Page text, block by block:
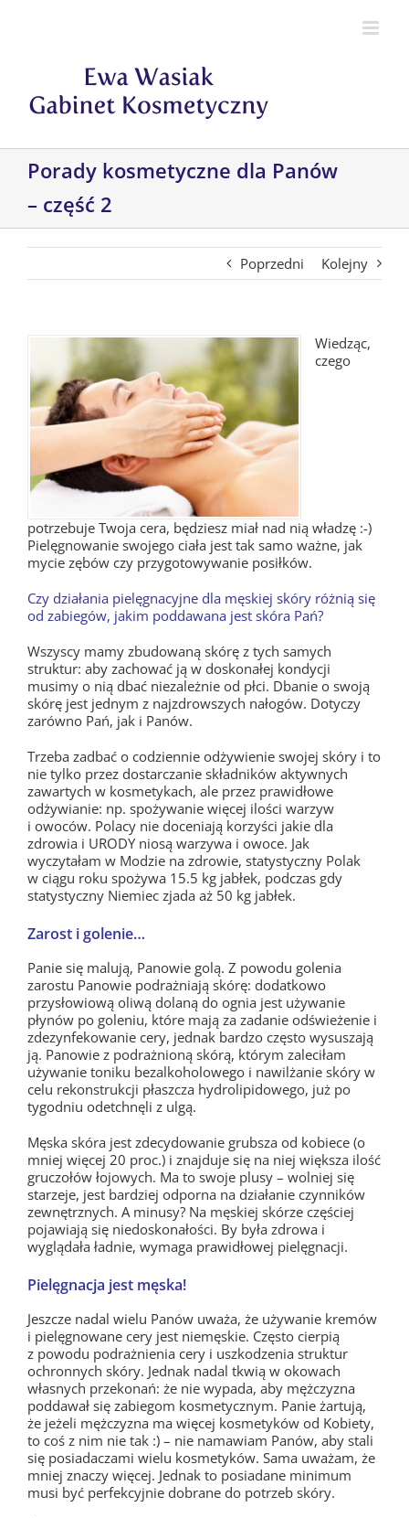
Porady kosmetyczne dla Panów
– część 2
Poprzedni Kolejny
Wiedząc,
czego
potrzebuje Twoja cera, będziesz miał nad nią władzę :-)
Pielęgnowanie swojego ciała jest tak samo ważne, jak
mycie zębów czy przygotowywanie posiłków.
Czy działania pielęgnacyjne dla męskiej skóry różnią się
od zabiegów, jakim poddawana jest skóra Pań?
Wszyscy mamy zbudowaną skórę z tych samych
struktur: aby zachować ją w doskonałej kondycji
musimy o nią dbać niezależnie od płci. Dbanie o swoją
skórę jest jednym z najzdrowszych nałogów. Dotyczy
zarówno Pań, jak i Panów.
Trzeba zadbać o codziennie odżywienie swojej skóry i to
nie tylko przez dostarczanie składników aktywnych
zawartych w kosmetykach, ale przez prawidłowe
odżywianie: np. spożywanie więcej ilości warzyw
i owoców. Polacy nie doceniają korzyści jakie dla
zdrowia i URODY niosą warzywa i owoce. Jak
wyczytałam w Modzie na zdrowie, statystyczny Polak
w ciągu roku spożywa 15.5 kg jabłek, podczas gdy
statystyczny Niemiec zjada aż 50 kg jabłek.
Zarost i golenie…
Panie się malują, Panowie golą. Z powodu golenia
zarostu Panowie podrażniają skórę: dodatkowo
przysłowiową oliwą dolaną do ognia jest używanie
płynów po goleniu, które mają za zadanie odświeżenie i
zdezynfekowanie cery, jednak bardzo często wysuszają
ją. Panowie z podrażnioną skórą, którym zaleciłam
używanie toniku bezalkoholowego i nawilżanie skóry w
celu rekonstrukcji płaszcza hydrolipidowego, już po
tygodniu odetchnęli z ulgą.
Męska skóra jest zdecydowanie grubsza od kobiece (o
mniej więcej 20 proc.) i znajduje się na niej większa ilość
gruczołów łojowych. Ma to swoje plusy – wolniej się
starzeje, jest bardziej odporna na działanie czynników
zewnętrznych. A minusy? Na męskiej skórze częściej
pojawiają się niedoskonałości. By była zdrowa i
wyglądała ładnie, wymaga prawidłowej pielęgnacji.
Pielęgnacja jest męska!
Jeszcze nadal wielu Panów uważa, że używanie kremów
i pielęgnowane cery jest niemęskie. Często cierpią
z powodu podrażnienia cery i uszkodzenia struktur
ochronnych skóry. Jednak nadal tkwią w okowach
własnych przekonań: że nie wypada, aby mężczyzna
poddawał się zabiegom kosmetycznym. Panie żartują,
że jeżeli mężczyzna ma więcej kosmetyków od Kobiety,
to coś z nim nie tak :) – nie namawiam Panów, aby stali
się posiadaczami wielu kosmetyków. Sama uważam, że
mniej znaczy więcej. Jednak to posiadane minimum
musi być perfekcyjnie dobrane do potrzeb skóry.